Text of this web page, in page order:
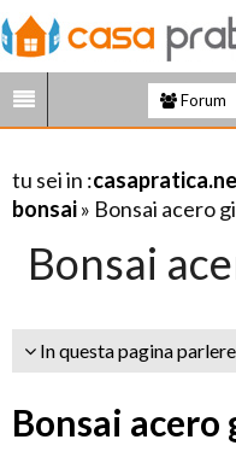
Forum
tu sei in :
bonsai» Bonsai acero
Bonsai
In questa pagina
Bonsai acero